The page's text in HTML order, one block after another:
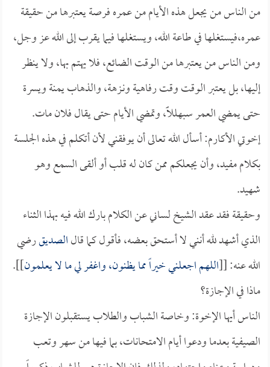
من الناس من يجعل هذه الأيام من عمره فرصة يعتبرها من حقيقة
عمره،فيستغلها في طاعة الله، ويستغلها فيما يقرب إلى الله عز وجل،
ومن الناس من يعتبرها من الوقت الضائع، فلا يهتم بها، ولا ينظر
إليها، بل يعتبر الوقت وقت رفاهية ونـزهة، والذهاب يمنة ويسرة
حتى يمضي العمر سبهللاًً، وتمضي الأيام حتى يقال فلان مات.
إخوتي الأكارم: أسأل الله تعالى أن يوفقني لأن أتكلم في هذه الجلسة
بكلام مفيد، وأن يجعلكم ممن كان له قلب أو ألقى السمع وهو
شهيد.
وحقيقة فقد عقد الشيخ لساني عن الكلام بارك الله فيه بهذا الثناء
الذي أشهد لله أنني لا أستحق بعضه، فأقول كما قالالصديقرضي
الله عنه: [[اللهم اجعلني خيراً مما يظنون، واغفر لي ما لا يعلمون]].
ماذا في الإجازة؟
الناس أيها الإخوة: وخاصة الشباب والطلاب يستقبلون الإجازة
الصيفية بعدما ودعوا أيام الامتحانات، بما فيها من سهر وتعب